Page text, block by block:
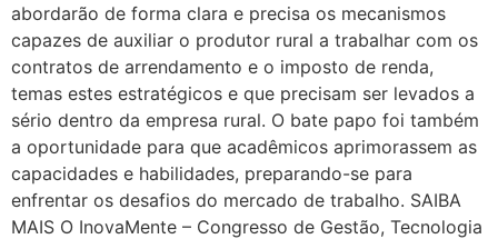
abordarão de forma clara e precisa os mecanismos
capazes de auxiliar o produtor rural a trabalhar com os
contratos de arrendamento e o imposto de renda,
temas estes estratégicos e que precisam ser levados a
sério dentro da empresa rural. O bate papo foi também
a oportunidade para que acadêmicos aprimorassem as
capacidades e habilidades, preparando-se para
enfrentar os desafios do mercado de trabalho. SAIBA
MAIS O InovaMente – Congresso de Gestão, Tecnologia